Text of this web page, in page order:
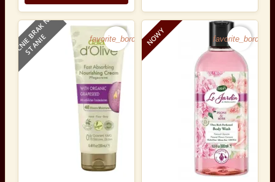
NOWY
O
B
E
C
N
I
E
B
R
A
K
N
A
S
T
A
N
I
E favorite_borderNOWY favorite_border